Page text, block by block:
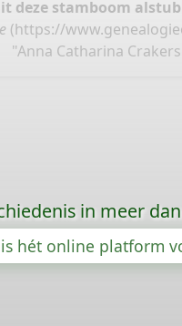
deze stamboom
(https://
"Anna Catharina
in meer
hét online platform